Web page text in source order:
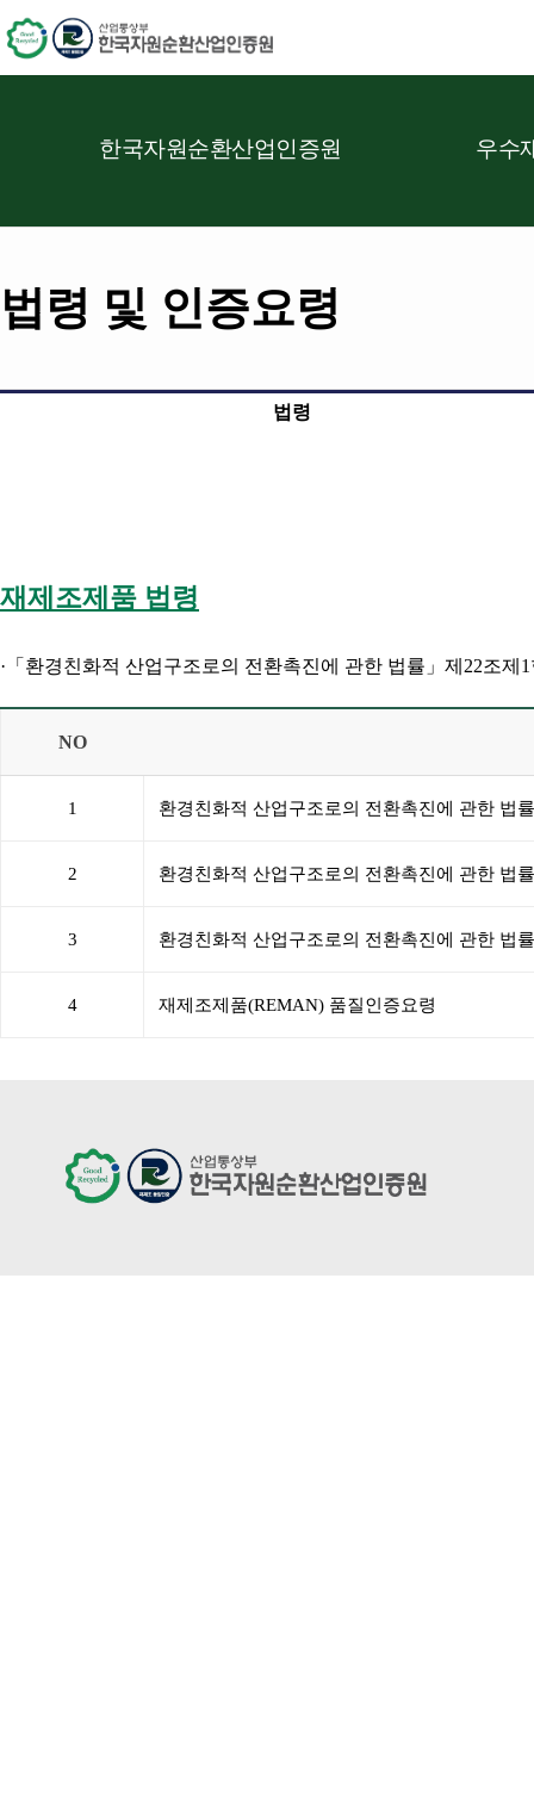
한국자원순환산업인증원 우수
법령 및 인증요령
법령
재제조제품 법령
·「환경친화적 산업구조로의 전환촉진에 관한 법률」제22조제
NO
1 환경친화적 산업구조로의 전환촉진에 관한 법률
2 환경친화적 산업구조로의 전환촉진에 관한 법
3 환경친화적 산업구조로의 전환촉진에 관한 법
4 재제조제품(REMAN) 품질인증요령